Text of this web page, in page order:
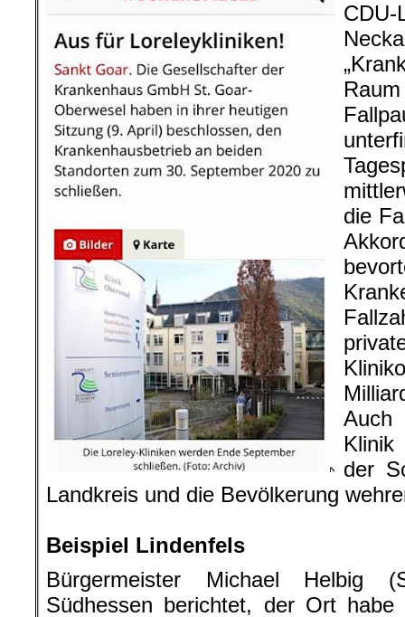
die
der
Landkreis und die Bevölkerung
Beispiel Lindenfels
Bürgermeister Michael Helbig
Südhessen berichtet, der Ort